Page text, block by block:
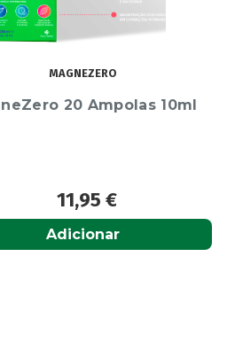
ARKOPHARMA
Ashwagandha
23,50€
Adicionar